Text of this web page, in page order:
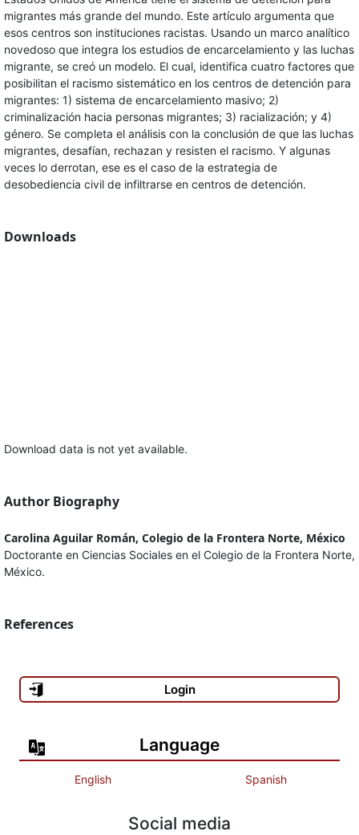
migrantes más grande del mundo. Este artículo argumenta que
esos centros son instituciones racistas. Usando un marco analítico
novedoso que integra los estudios de encarcelamiento y las luchas
migrante, se creó un modelo. El cual, identifica cuatro factores que
posibilitan el racismo sistemático en los centros de detención para
migrantes: 1) sistema de encarcelamiento masivo; 2)
criminalización hacia personas migrantes; 3) racialización; y 4)
género. Se completa el análisis con la conclusión de que las luchas
migrantes, desafían, rechazan y resisten el racismo. Y algunas
veces lo derrotan, ese es el caso de la estrategia de
desobediencia civil de infiltrarse en centros de detención.
Downloads
Download data is not yet available.
Author Biography
Carolina Aguilar Román, Colegio de la Frontera Norte, México
Doctorante en Ciencias Sociales en el Colegio de la Frontera Norte,
México.
References
Login
Language
English Spanish
Social media